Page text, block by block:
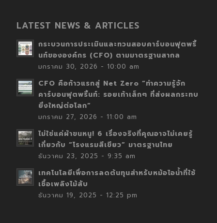
LATEST NEWS & ARTICLES
กระบวนการประเมินและทวนสอบคาร์บอนฟุตพริ้
นท์ขององค์กร (CFO) ตามมาตรฐานสากล
มกราคม 30, 2026 - 10:00 am
CFO คือก้าวแรกสู่ Net Zero “ทำความรู้จัก
คาร์บอนฟุตพริ้นท์: รอยเท้าเล็กๆ ที่ส่งผลกระทบ
ยิ่งใหญ่ต่อโลก”
มกราคม 27, 2026 - 11:00 am
ไม่ใช่แค่ผ้าขนหนู! 6 เรื่องจริงที่คุณอาจไม่เคยรู้
เกี่ยวกับ “โรงแรมสีเขียว” มาตรฐานไทย
ธันวาคม 23, 2025 - 9:35 am
เทคโนโลยีเพื่อการลดต้นทุนสำหรับหม้อไอน้ำที่ใช้
เชื้อเพลิงไม้สับ
ธันวาคม 19, 2025 - 12:25 pm